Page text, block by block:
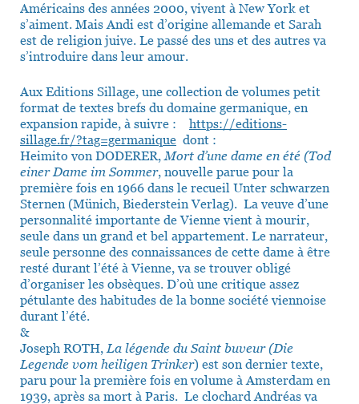
Américains des années 2000, vivent à New York et
s’aiment. Mais Andi est d’origine allemande et Sarah
est de religion juive. Le passé des uns et des autres va
s’introduire dans leur amour.
Aux Editions Sillage, une collection de volumes petit
format de textes brefs du domaine germanique, en
expansion rapide, à suivre : https://editions-
sillage.fr/?tag=germanique dont :
Heimito von DODERER, Mort d’une dame en été (Tod
einer Dame im Sommer, nouvelle parue pour la
première fois en 1966 dans le recueil Unter schwarzen
Sternen (Münich, Biederstein Verlag). La veuve d’une
personnalité importante de Vienne vient à mourir,
seule dans un grand et bel appartement. Le narrateur,
seule personne des connaissances de cette dame à être
resté durant l’été à Vienne, va se trouver obligé
d’organiser les obsèques. D’où une critique assez
pétulante des habitudes de la bonne société viennoise
durant l’été.
&
Joseph ROTH, La légende du Saint buveur (Die
Legende vom heiligen Trinker) est son dernier texte,
paru pour la première fois en volume à Amsterdam en
1939, après sa mort à Paris. Le clochard Andréas va